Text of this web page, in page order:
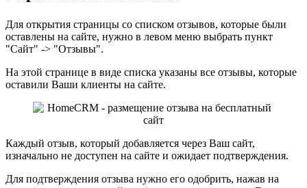
Для открытия страницы со списком отзывов, которые были
оставлены на сайте, нужно в левом меню выбрать пункт
"Сайт" -> "Отзывы".
На этой странице в виде списка указаны все отзывы, которые
оставили Ваши клиенты на сайте.
Каждый отзыв, который добавляется через Ваш сайт,
изначально не доступен на сайте и ожидает подтверждения.
Для подтверждения отзыва нужно его одобрить, нажав на